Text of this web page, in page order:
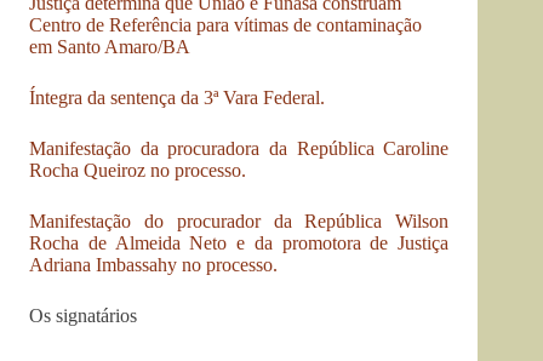
Centro de Referência para vítimas de contaminação
em Santo Amaro/BA
Íntegra da sentença da 3ª Vara Federal.
Manifestação da procuradora da República Caroline
Rocha Queiroz no processo.
Manifestação do procurador da República Wilson
Rocha de Almeida Neto e da promotora de Justiça
Adriana Imbassahy no processo.
Os signatários